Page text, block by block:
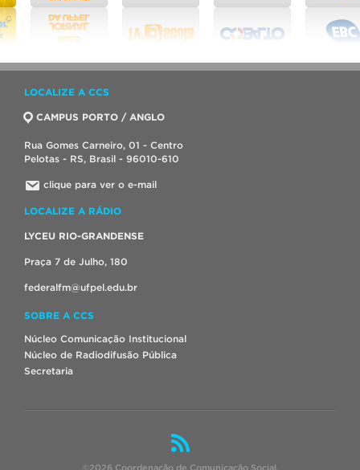
LOCALIZE A CCS
CAMPUS PORTO / ANGLO
Rua Gomes Carneiro, 01 - Centro
Pelotas - RS, Brasil - 96010-610
clique para ver o e-mail
LOCALIZE A RÁDIO
LYCEU RIO-GRANDENSE
Praça 7 de Julho, 180
federalfm@ufpel.edu.br
SOBRE A CCS
Núcleo Comunicação Institucional
Núcleo de Radiodifusão Pública
Secretaria
©2026 Coordenação de Comunicação Social.